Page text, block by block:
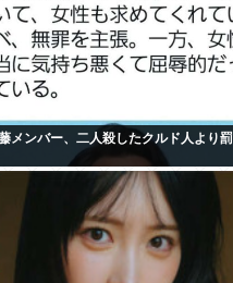
メンバー、二人殺したクルド人より